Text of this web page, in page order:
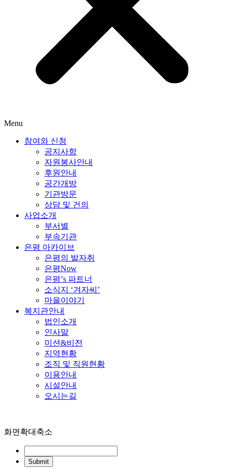
Menu
참여와 신청
공지사항
자원봉사안내
후원안내
공간개방
기관방문
상담 및 건의
사업소개
부서별
부속기관
은평 아카이브
은평의 발자취
은평Now
은평’s 파트너
소식지 ‘겨자씨’
마을이야기
복지관안내
법인소개
인사말
미션&비전
지역현황
조직 및 직원현황
이용안내
시설안내
오시는길
화면확대축소